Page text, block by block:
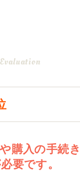
Evaluation
購入の手続
要です。